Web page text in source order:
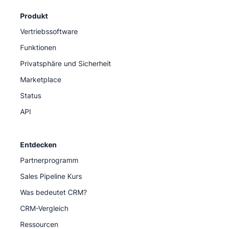
Produkt
Vertriebssoftware
Funktionen
Privatsphäre und Sicherheit
Marketplace
Status
API
Entdecken
Partnerprogramm
Sales Pipeline Kurs
Was bedeutet CRM?
CRM-Vergleich
Ressourcen